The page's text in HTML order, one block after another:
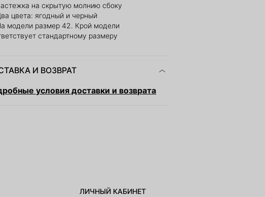
на скрытую молнию сбоку
цвета: ягодный и черный
модели размер 42. Крой модели
стандартному размеру
И ВОЗВРАТ
условия доставки и возврата
ЛИЧНЫЙ КАБИНЕТ